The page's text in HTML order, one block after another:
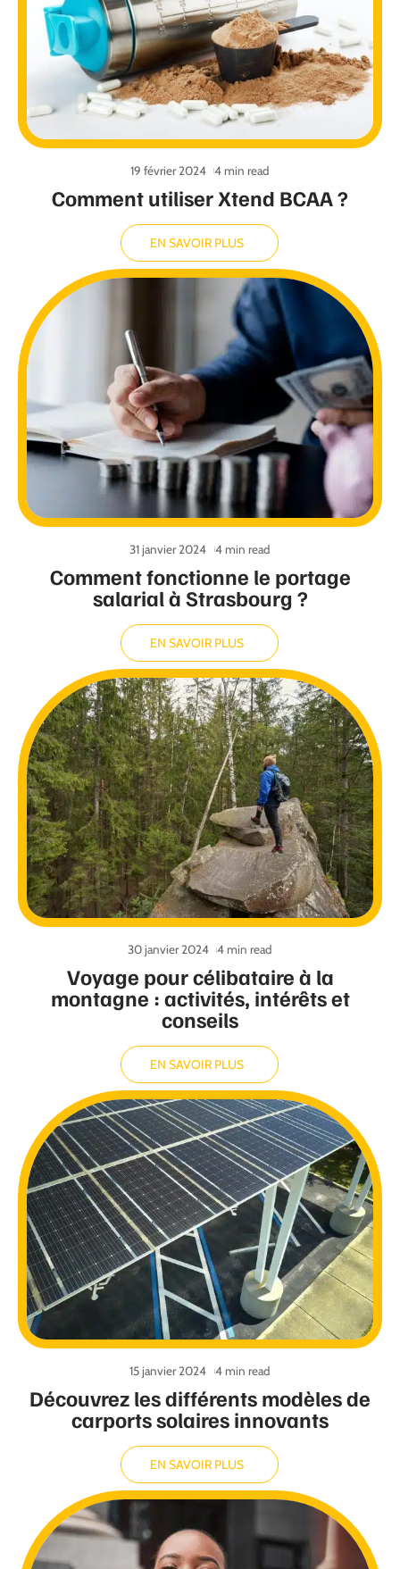
Comment utiliser Xtend BCAA ?
19 février 2024 4 min read
EN SAVOIR PLUS
Comment fonctionne le portage
salarial à Strasbourg ?
31 janvier 2024 4 min read
EN SAVOIR PLUS
Voyage pour célibataire à la
montagne : activités, intérêts et
conseils
30 janvier 2024 4 min read
EN SAVOIR PLUS
Découvrez les différents modèles de
carports solaires innovants
15 janvier 2024 4 min read
EN SAVOIR PLUS